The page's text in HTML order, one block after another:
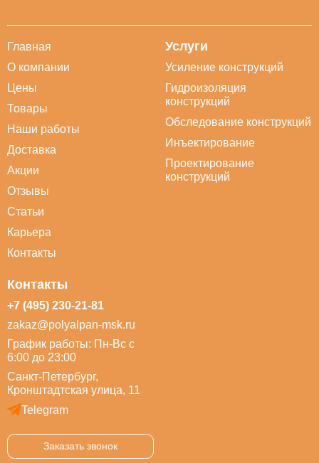
Главная
О компании
Цены
Товары
Наши работы
Доставка
Акции
Отзывы
Статьи
Карьера
Контакты
Услуги
Усиление конструкций
Гидроизоляция
конструкций
Обследование конструкций
Инъектирование
Проектирование
конструкций
Контакты
+7 (495) 230-21-81
zakaz@polyalpan-msk.ru
График работы: Пн-Вс с
6:00 до 23:00
Санкт-Петербург,
Кронштадтская улица, 11
Telegram
Заказать звонок